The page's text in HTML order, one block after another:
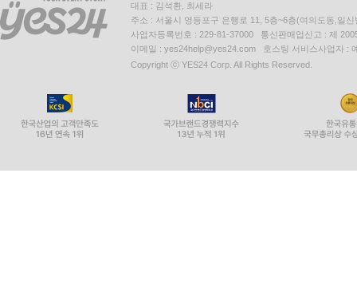
대표 : 김석환, 최세라
주소 : 서울시 영등포구 은행로 11, 5층~6층(여의도동,일신
사업자등록번호 : 229-81-37000 통신판매업신고 : 제
이메일 : yes24help@yes24.com 호스팅 서비스사업자 :
Copyright ⓒ YES24 Corp. All Rights Reserved.